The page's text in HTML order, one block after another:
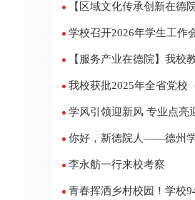
【区域文化传承创新在德院】我校两项作
教育优秀名单
学校召开2026年学生工作会议部署重点工
【服务产业在德院】我校教师进驻希森博
我校获批2025年全省党校（行政学院）系
学风引领迎新风 专业点亮迎新点——德州
你好，新德院人——德州学院喜迎2024级
李永舫一行来校考察
青春挥洒乡村校园！学校945名大学生赴